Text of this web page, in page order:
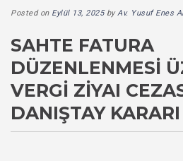
Posted on Eylül 13, 2025byAv. Yusuf Enes
SAHTE FATURA
DÜZENLENMESI
VERGI ZIYAI
DANIŞTAY KARARI